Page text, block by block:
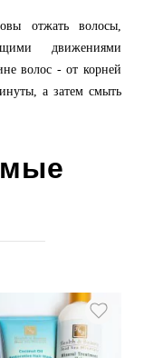
отжать волосы,
движениями
волос - от корней
а затем смыть